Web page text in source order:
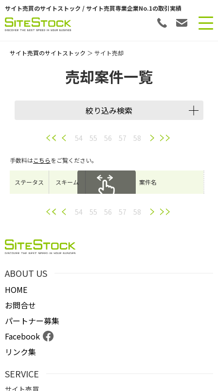
サイト売買のサイトストック / サイト売買専業企業No.1の取引実績
サイト売買のサイトストック ＞ サイト売却
売却案件一覧
絞り込み検索
譲渡スキーム
会員数
希望価格
月間売上
フリーワード
54 55 56 57 58
手数料はこちらをご覧ください。
ステータス スキーム 案件名
54 55 56 57 58
ABOUT US
HOME
お問合せ
パートナー募集
Facebook
リンク集
SERVICE
サイト売買